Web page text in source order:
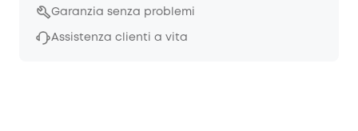
Garanzia senza problemi
Assistenza clienti a vita